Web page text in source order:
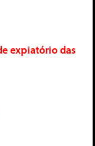
expiatório das